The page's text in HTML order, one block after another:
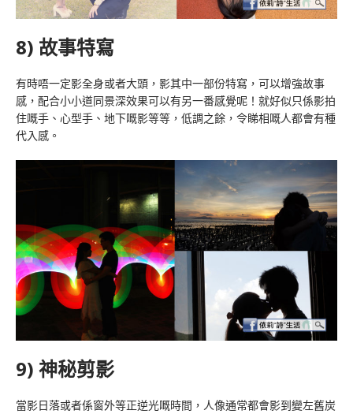
8) 故事特寫
有時唔一定影全身或者大頭，影其中一部份特寫，可以增強故事
感，配合小小道同景深效果可以有另一番感覺呢！就好似只係影拍
住嘅手、心型手、地下嘅影等等，低調之餘，令睇相嘅人都會有種
代入感。
9) 神秘剪影
當影日落或者係窗外等正逆光嘅時間，人像通常都會影到變左舊炭